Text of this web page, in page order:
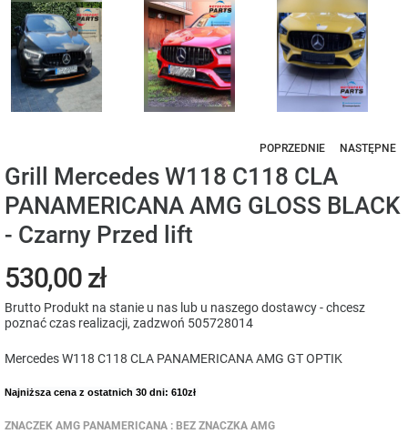
POPRZEDNIE NASTĘPNE
Grill Mercedes W118 C118 CLA
PANAMERICANA AMG GLOSS BLACK
- Czarny Przed lift
530,00 zł
Brutto Produkt na stanie u nas lub u naszego dostawcy - chcesz
poznać czas realizacji, zadzwoń 505728014
Mercedes W118 C118 CLA PANAMERICANA AMG GT OPTIK
Najniższa cena z ostatnich 30 dni: 610zł
ZNACZEK AMG PANAMERICANA : BEZ ZNACZKA AMG